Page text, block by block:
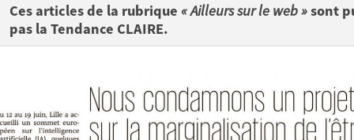
Ces articles de la rubrique « Ailleurs sur le web »sont
pas la Tendance CLAIRE.